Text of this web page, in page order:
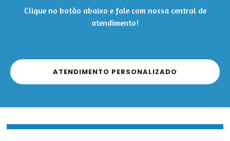
Clique no botão abaixo e fale com nossa central de
atendimento!
ATENDIMENTO PERSONALIZADO